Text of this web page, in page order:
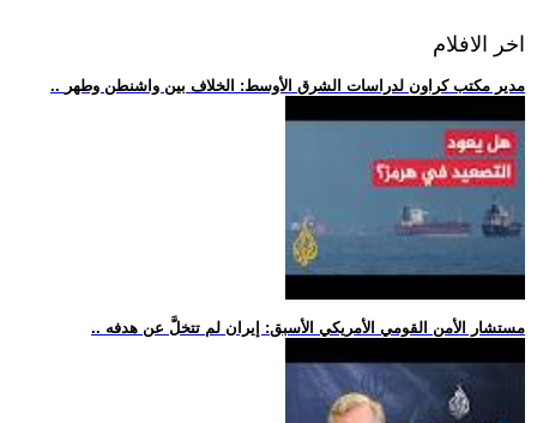
اخر الافلام
.. مدير مكتب كراون لدراسات الشرق الأوسط: الخلاف بين واشنطن وطهر
.. مستشار الأمن القومي الأمريكي الأسبق: إيران لم تتخلَّ عن هدفه